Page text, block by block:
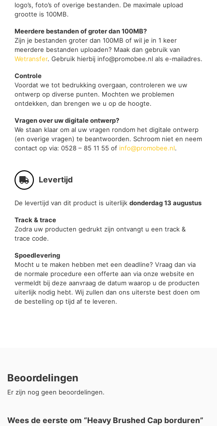
logo’s, foto’s of overige bestanden. De maximale upload
grootte is 100MB.
Meerdere bestanden of groter dan 100MB?
Zijn je bestanden groter dan 100MB of wil je in 1 keer
meerdere bestanden uploaden? Maak dan gebruik van
Wetransfer. Gebruik hierbij info@promobee.nl als e-mailadres.
Controle
Voordat we tot bedrukking overgaan, controleren we uw
ontwerp op diverse punten. Mochten we problemen
ontdekken, dan brengen we u op de hoogte.
Vragen over uw digitale ontwerp?
We staan klaar om al uw vragen rondom het digitale ontwerp
(en overige vragen) te beantwoorden. Schroom niet en neem
contact op via: 0528 – 85 11 55 of info@promobee.nl.
Levertijd
De levertijd van dit product is uiterlijk donderdag 13 augustus
Track & trace
Zodra uw producten gedrukt zijn ontvangt u een track &
trace code.
Spoedlevering
Mocht u te maken hebben met een deadline? Vraag dan via
de normale procedure een offerte aan via onze website en
vermeldt bij deze aanvraag de datum waarop u de producten
uiterlijk nodig hebt. Wij zullen dan ons uiterste best doen om
de bestelling op tijd af te leveren.
Beoordelingen
Er zijn nog geen beoordelingen.
Wees de eerste om “Heavy Brushed Cap borduren”